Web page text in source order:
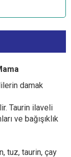
damak
Taurin ilaveli
ve bağışıklık
tuz, taurin, çay